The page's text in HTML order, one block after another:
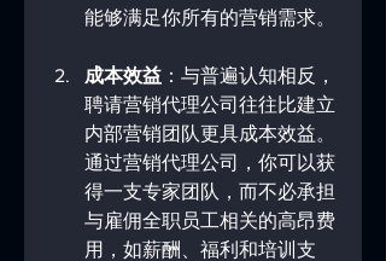
能够满足你所有的营销需求。
成本效益 ：与普遍认知相反，
聘请营销代理公司往往比建立
内部营销团队更具成本效益。
通过营销代理公司，你可以获
得一支专家团队，而不必承担
与雇佣全职员工相关的高昂费
用，如薪酬、福利和培训支